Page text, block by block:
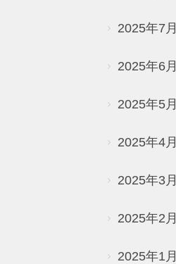
2025年7月
2025年6月
2025年5月
2025年4月
2025年3月
2025年2月
2025年1月